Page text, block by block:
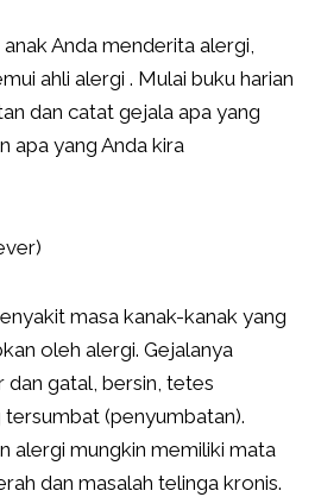
Anda menderita alergi,
ahli alergi . Mulai buku harian
dan catat gejala apa yang
apa yang Anda kira
masa kanak-kanak yang
oleh alergi. Gejalanya
dan gatal, bersin, tetes
(penyumbatan).
alergi mungkin memiliki mata
dan masalah telinga kronis.